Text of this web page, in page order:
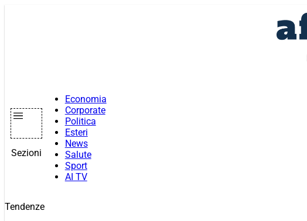
Sezioni
Economia
Corporate
Politica
Esteri
News
Salute
Sport
AI TV
Tendenze